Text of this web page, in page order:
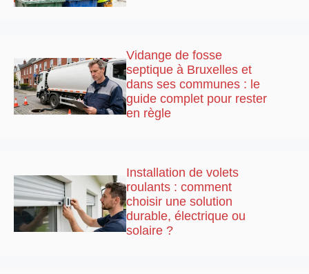
Vidange de fosse
septique à Bruxelles et
dans ses communes : le
guide complet pour rester
en règle
Installation de volets
roulants : comment
choisir une solution
durable, électrique ou
solaire ?